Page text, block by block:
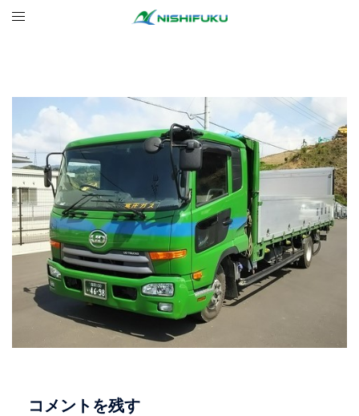
ト
ニ
ー
コメントを残す